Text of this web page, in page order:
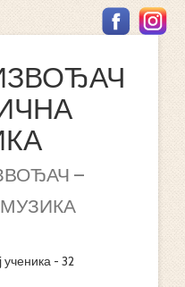
–
- 32